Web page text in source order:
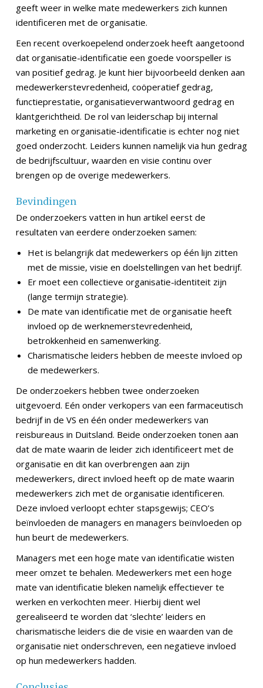
geeft weer in welke mate medewerkers zich kunnen
identificeren met de organisatie.
Een recent overkoepelend onderzoek heeft aangetoond
dat organisatie-identificatie een goede voorspeller is
van positief gedrag. Je kunt hier bijvoorbeeld denken aan
medewerkerstevredenheid, coöperatief gedrag,
functieprestatie, organisatieverwantwoord gedrag en
klantgerichtheid. De rol van leiderschap bij internal
marketing en organisatie-identificatie is echter nog niet
goed onderzocht. Leiders kunnen namelijk via hun gedrag
de bedrijfscultuur, waarden en visie continu over
brengen op de overige medewerkers.
Bevindingen
De onderzoekers vatten in hun artikel eerst de
resultaten van eerdere onderzoeken samen:
Het is belangrijk dat medewerkers op één lijn zitten
met de missie, visie en doelstellingen van het bedrijf.
Er moet een collectieve organisatie-identiteit zijn
(lange termijn strategie).
De mate van identificatie met de organisatie heeft
invloed op de werknemerstevredenheid,
betrokkenheid en samenwerking.
Charismatische leiders hebben de meeste invloed op
de medewerkers.
De onderzoekers hebben twee onderzoeken
uitgevoerd. Eén onder verkopers van een farmaceutisch
bedrijf in de VS en één onder medewerkers van
reisbureaus in Duitsland. Beide onderzoeken tonen aan
dat de mate waarin de leider zich identificeert met de
organisatie en dit kan overbrengen aan zijn
medewerkers, direct invloed heeft op de mate waarin
medewerkers zich met de organisatie identificeren.
Deze invloed verloopt echter stapsgewijs; CEO’s
beïnvloeden de managers en managers beïnvloeden op
hun beurt de medewerkers.
Managers met een hoge mate van identificatie wisten
meer omzet te behalen. Medewerkers met een hoge
mate van identificatie bleken namelijk effectiever te
werken en verkochten meer. Hierbij dient wel
gerealiseerd te worden dat ‘slechte’ leiders en
charismatische leiders die de visie en waarden van de
organisatie niet onderschreven, een negatieve invloed
op hun medewerkers hadden.